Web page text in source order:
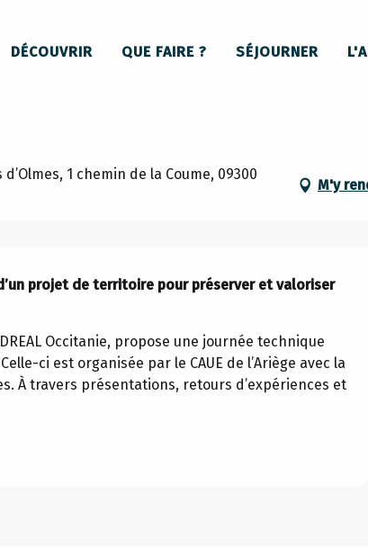
DÉCOUVRIR QUE FAIRE ? SÉJOURNER
: socle d’un projet de
1 chemin de la Coume, 09300
M'y
projet de territoire pour préserver et valoriser
Occitanie, propose une journée technique
ci est organisée par le CAUE de l’Ariège avec la
À travers présentations, retours d’expériences et